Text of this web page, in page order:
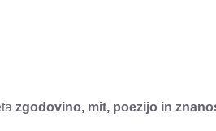
zgodovino, mit, poezijo in